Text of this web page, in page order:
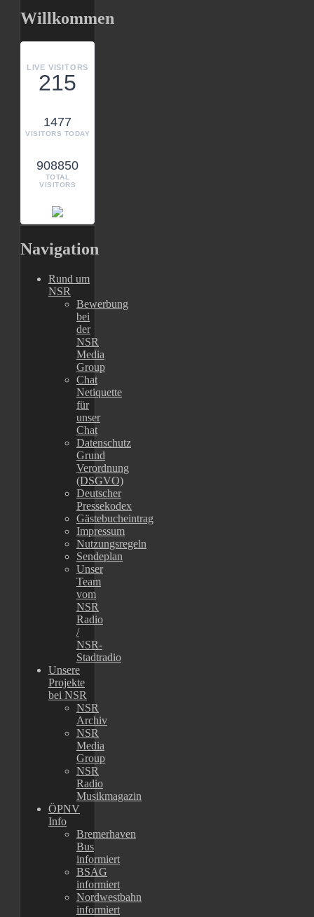
Willkommen
LIVE VISITORS
215
1477
VISITORS TODAY
908850
TOTAL
VISITORS
Navigation
Rund um
NSR
Bewerbung
bei
der
NSR
Media
Group
Chat
Netiquette
für
unser
Chat
Datenschutz
Grund
Verordnung
(DSGVO)
Deutscher
Pressekodex
Gästebucheintrag
Impressum
Nutzungsregeln
Sendeplan
Unser
Team
vom
NSR
Radio
/
NSR-
Stadtradio
Unsere
Projekte
bei NSR
NSR
Archiv
NSR
Media
Group
NSR
Radio
Musikmagazin
ÖPNV
Info
Bremerhaven
Bus
informiert
BSAG
informiert
Nordwestbahn
informiert